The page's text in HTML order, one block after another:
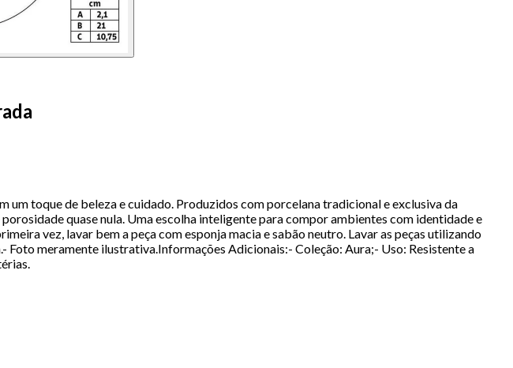
toque de beleza e cuidado. Produzidos com porcelana tradicional e exclusiva da
quase nula. Uma escolha inteligente para compor ambientes com identidade e
vez, lavar bem a peça com esponja macia e sabão neutro. Lavar as peças utilizando
Foto meramente ilustrativa.Informações Adicionais:- Coleção: Aura;- Uso: Resistente a